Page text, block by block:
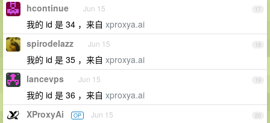
17
hcontinue Jun 15
我的 id 是 34 ，来自 xproxya.ai
18
spirodelazz Jun 15
我的 id 是 35 ，来自 xproxya.ai
19
lancevps Jun 15
我的 id 是 36 ，来自 xproxya.ai
20
XProxyAi OP Jun 15